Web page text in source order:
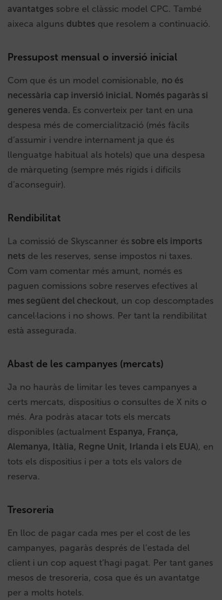
avantatges sobre el clàssic model CPC. També
aixeca alguns dubtes que resolem a continuació.
Pressupost mensual o inversió inicial
Com que és un model comisionable, no és
necessària cap inversió inicial. Només pagaràs si
generes venda. Es converteix per tant en una
despesa més de comercialització (més fàcils
d’assumir i vendre internament ja que és
llenguatge habitual als hotels) que una despesa
de màrqueting (sempre més rígids i difícils
d’aconseguir).
Rendibilitat
La comissió de Skyscanner és sobre els imports
nets de les reserves, sense impostos ni taxes.
Com vam comentar més amunt, només es
paguen comissions sobre reserves efectives al
mes següent del checkout, un cop descomptades
cancel·lacions i no shows. Per tant la rendibilitat
està assegurada.
Abast de les campanyes (mercats)
Ja no hauràs de limitar les teves campanyes a
certs mercats, dispositius o consultes de X nits o
més. Ara podràs atacar tots els mercats
disponibles (actualment Espanya, França,
Alemanya, Itàlia, Regne Unit, Irlanda i els EUA), en
tots els dispositius i per a tots els valors de
reserva.
Tresoreria
En lloc de pagar cada mes per el cost de les
campanyes, pagaràs després de l’estada del
client i un cop aquest t’hagi pagat. Per tant ganes
mesos de tresoreria, cosa que és un avantatge
per a molts hotels.